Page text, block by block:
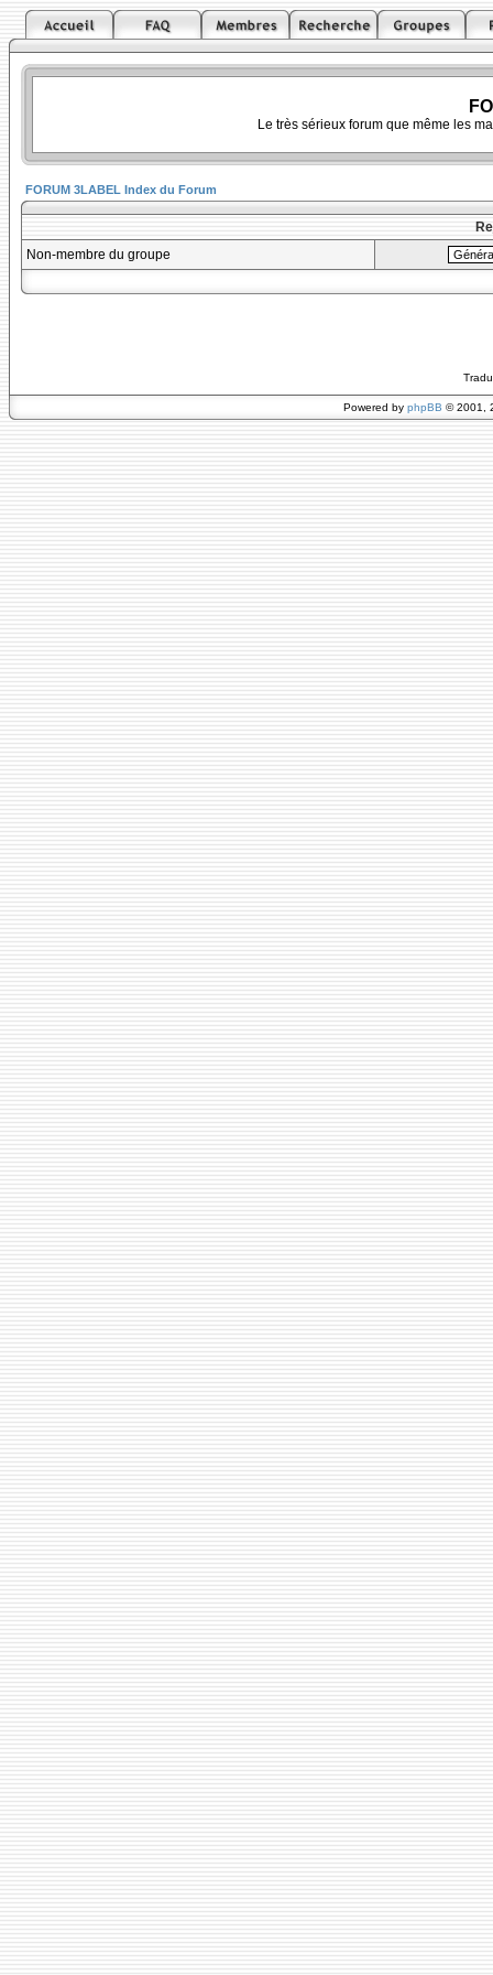
Le très sérieux forum que même les
FORUM 3LABEL Index du Forum
Non-membre du groupe
Powered by phpBB © 2001,